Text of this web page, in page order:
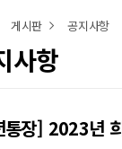
게시판 공지사항
사항
장] 2023년